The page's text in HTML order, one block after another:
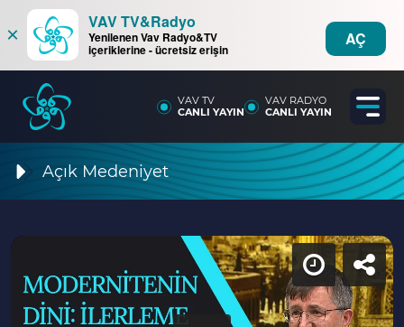
×
VAV TV&Radyo
Yenilenen Vav Radyo&TV
içeriklerine - ücretsiz erişin
AÇ
VAV TV
CANLI YAYIN
VAV RADYO
CANLI YAYIN
Açık Medeniyet